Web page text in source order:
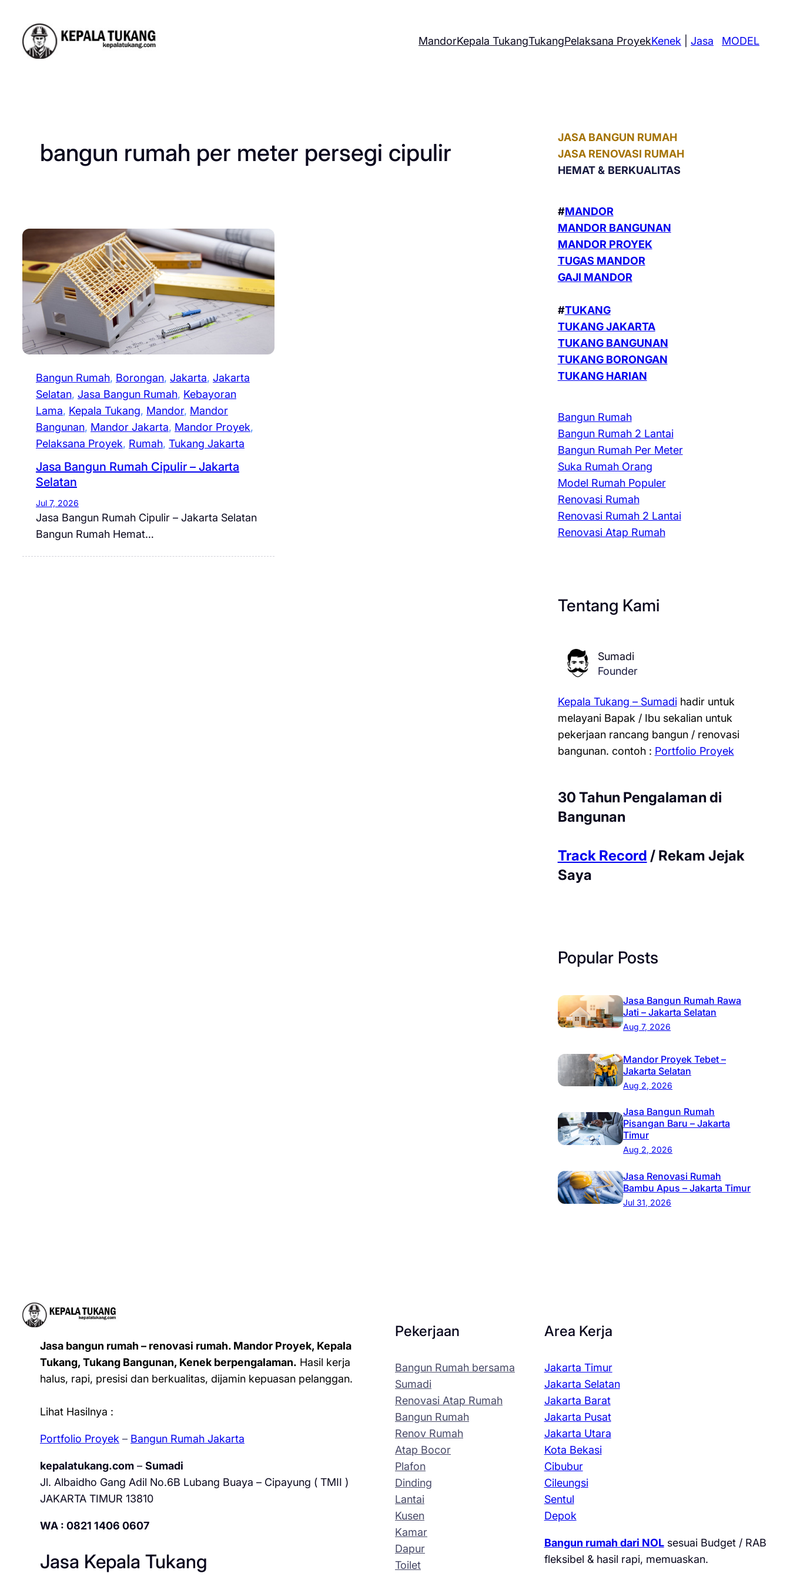
content
MandorKepala TukangTukangPelaksana ProyekKenek |Jasa MODEL
bangun rumah per meter persegi cipulir
Bangun Rumah, Borongan, Jakarta, Jakarta
Selatan, Jasa Bangun Rumah, Kebayoran
Lama, Kepala Tukang, Mandor, Mandor
Bangunan, Mandor Jakarta, Mandor Proyek
Pelaksana Proyek, Rumah, Tukang Jakarta
Jasa Bangun Rumah Cipulir – Jakarta
Selatan
Jul 7, 2026
Jasa Bangun Rumah Cipulir – Jakarta Selatan
Bangun Rumah Hemat…
JASA BANGUN RUMAH
JASA RENOVASI RUMAH
HEMAT & BERKUALITAS
#MANDOR
MANDOR BANGUNAN
MANDOR PROYEK
TUGAS MANDOR
GAJI MANDOR
#TUKANG
TUKANG JAKARTA
TUKANG BANGUNAN
TUKANG BORONGAN
TUKANG HARIAN
Bangun Rumah
Bangun Rumah 2 Lantai
Bangun Rumah Per Meter
Suka Rumah Orang
Model Rumah Populer
Renovasi Rumah
Renovasi Rumah 2 Lantai
Renovasi Atap Rumah
Tentang Kami
Sumadi
Founder
Kepala Tukang – Sumadihadir untuk
melayani Bapak / Ibu sekalian untuk
pekerjaan rancang bangun / renovasi
bangunan. contoh : Portfolio Proyek
30 Tahun Pengalaman di
Bangunan
Track Record / Rekam Jejak
Saya
Popular Posts
Jasa Bangun Rumah Rawa
Jati – Jakarta Selatan
Aug 7, 2026
Mandor Proyek Tebet –
Jakarta Selatan
Aug 2, 2026
Jasa Bangun Rumah
Pisangan Baru – Jakarta
Timur
Aug 2, 2026
Jasa Renovasi Rumah
Bambu Apus – Jakarta Timur
Jul 31, 2026
Jasa bangun rumah – renovasi rumah. Mandor Proyek, Kepala
Tukang, Tukang Bangunan, Kenek berpengalaman. Hasil kerja
halus, rapi, presisi dan berkualitas, dijamin kepuasan pelanggan.
Lihat Hasilnya :
Portfolio Proyek – Bangun Rumah Jakarta
kepalatukang.com– Sumadi
Jl. Albaidho Gang Adil No.6B Lubang Buaya – Cipayung ( TMII )
JAKARTA TIMUR 13810
WA : 0821 1406 0607
Jasa Kepala Tukang
Pekerjaan
Bangun Rumah bersama
Sumadi
Renovasi Atap Rumah
Bangun Rumah
Renov Rumah
Atap Bocor
Plafon
Dinding
Lantai
Kusen
Kamar
Dapur
Toilet
Area Kerja
Jakarta Timur
Jakarta Selatan
Jakarta Barat
Jakarta Pusat
Jakarta Utara
Kota Bekasi
Cibubur
Cileungsi
Sentul
Depok
Bangun rumah dari NOLsesuai Budget / RAB
fleksibel & hasil rapi, memuaskan.